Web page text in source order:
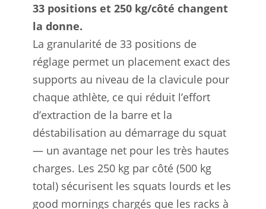
33 positions et 250 kg/côté changent
la donne.
La granularité de 33 positions de
réglage permet un placement exact des
supports au niveau de la clavicule pour
chaque athlète, ce qui réduit l’effort
d’extraction de la barre et la
déstabilisation au démarrage du squat
— un avantage net pour les très hautes
charges. Les 250 kg par côté (500 kg
total) sécurisent les squats lourds et les
good mornings chargés que les racks à